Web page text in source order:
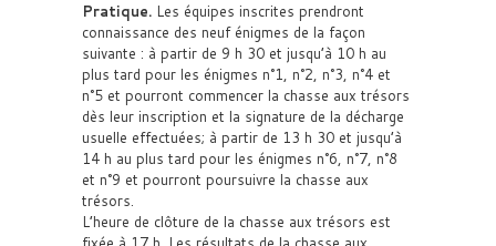
Pratique. Les équipes inscrites prendront
connaissance des neuf énigmes de la façon
suivante : à partir de 9 h 30 et jusqu’à 10 h au
plus tard pour les énigmes n°1, n°2, n°3, n°4 et
n°5 et pourront commencer la chasse aux trésors
dès leur inscription et la signature de la décharge
usuelle effectuées; à partir de 13 h 30 et jusqu’à
14 h au plus tard pour les énigmes n°6, n°7, n°8
et n°9 et pourront poursuivre la chasse aux
trésors.
L’heure de clôture de la chasse aux trésors est